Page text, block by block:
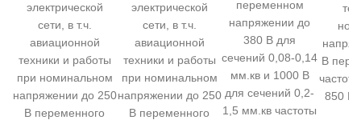
электрической
сети, в т.ч.
авиационной
техники и работы
при номинальном
напряжении до 250
В переменного
электрической
сети, в т.ч.
авиационной
техники и работы
при номинальном
напряжении до 250
В переменного
переменном
напряжении до
380 В для
сечений 0,08-0,14
мм.кв и 1000 В
для сечений 0,2-
1,5 мм.кв частоты
В
850 В